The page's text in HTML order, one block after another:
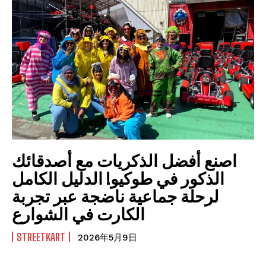
اصنع أفضل الذكريات مع أصدقائك
الذكور في طوكيو! الدليل الكامل
لرحلة جماعية ناضجة عبر تجربة
الكارت في الشوارع
STREETKART 2026年5月9日